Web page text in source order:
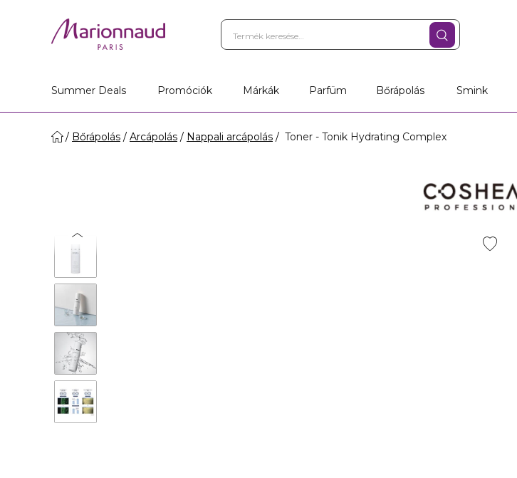
Summer Deals Promóciók Márkák Parfüm Bőrápolás Smink
Bőrápolás Arcápolás Nappali arcápolás Toner - Tonik Hydrating Complex